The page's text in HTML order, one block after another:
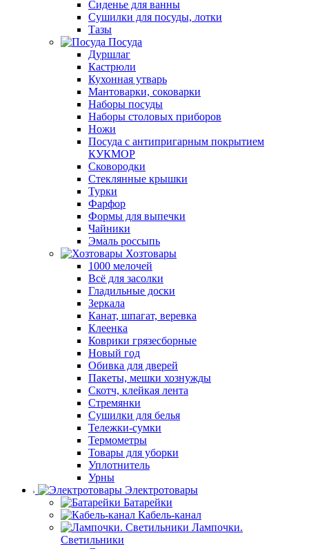
Сиденье для ванны
Сушилки для посуды, лотки
Тазы
Посуда
Дуршлаг
Кастрюли
Кухонная утварь
Мантоварки, соковарки
Наборы посуды
Наборы столовых приборов
Ножи
Посуда с антипригарным покрытием
КУКМОР
Сковородки
Стеклянные крышки
Турки
Фарфор
Формы для выпечки
Чайники
Эмаль россыпь
Хозтовары
1000 мелочей
Всё для засолки
Гладильные доски
Зеркала
Канат, шпагат, веревка
Клеенка
Коврики грязесборные
Новый год
Обивка для дверей
Пакеты, мешки хознужды
Скотч, клейкая лента
Стремянки
Сушилки для белья
Тележки-сумки
Термометры
Товары для уборки
Уплотнитель
Урны
Электротовары
Батарейки
Кабель-канал
Лампочки.
Светильники